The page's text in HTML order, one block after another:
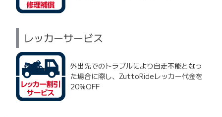
レッカーサービス
外出先でのトラブルにより自走不能となっ
た場合に際し、ZuttoRideレッカー代金を
20%OFF